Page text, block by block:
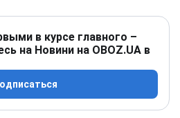
в курсе главного –
на Новини на OBOZ.UA в